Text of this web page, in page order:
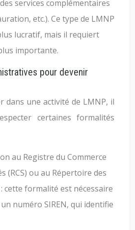
services complémentaires
etc.). Ce type de LMNP
lucratif, mais il requiert
importante.
pour devenir
dans une activité de LMNP, il
certaines formalités
au Registre du Commerce
(RCS) ou au Répertoire des
cette formalité est nécessaire
numéro SIREN, qui identifie